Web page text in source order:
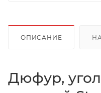
ОПИСАНИЕ
Дюфур,